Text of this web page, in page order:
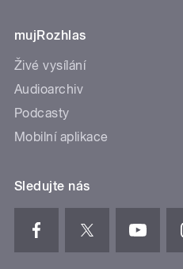
mujRozhlas
Živé vysílání
Audioarchiv
Podcasty
Mobilní aplikace
Sledujte nás